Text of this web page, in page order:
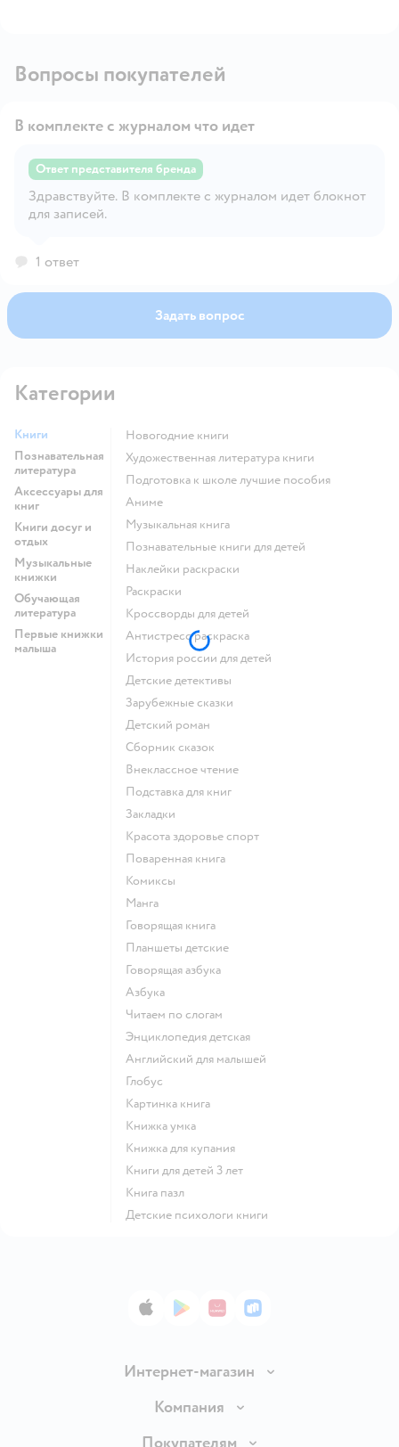
Вопросы покупателей
Открыть вопрос
В комплекте с журналом что идет
Ответ представителя бренда
Здравствуйте. В комплекте с журналом идет блокнот
для записей.
1 ответ
Задать вопрос
Категории
Книги
Познавательная
литература
Аксессуары для
книг
Книги досуг и
отдых
Музыкальные
книжки
Обучающая
литература
Первые книжки
малыша
новогодние книги
художественная литература книги
подготовка к школе лучшие пособия
Аниме
музыкальная книга
познавательные книги для детей
наклейки раскраски
раскраски
кроссворды для детей
антистресс раскраска
история россии для детей
детские детективы
зарубежные сказки
детский роман
сборник сказок
внеклассное чтение
подставка для книг
закладки
красота здоровье спорт
поваренная книга
комиксы
манга
говорящая книга
Планшеты детские
говорящая азбука
азбука
читаем по слогам
энциклопедия детская
английский для малышей
глобус
картинка книга
книжка умка
книжка для купания
книги для детей 3 лет
книга пазл
детские психологи книги
App StoreGoogle Play
AppGallery
RuStore
Интернет-магазин
Доставка и оплата
Компания
О компании